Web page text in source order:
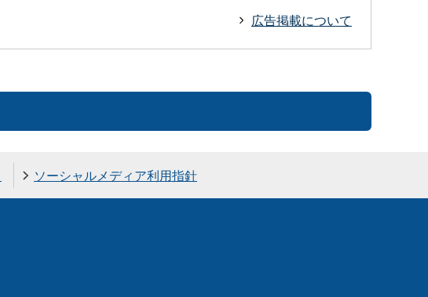
広告掲載について
ソーシャルメディア利用指針